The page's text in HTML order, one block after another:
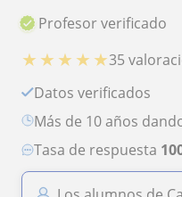
Profesor verificado
★ ★ ★ ★ ★35
Datos verificados
más de 10 años
Tasa de respuesta